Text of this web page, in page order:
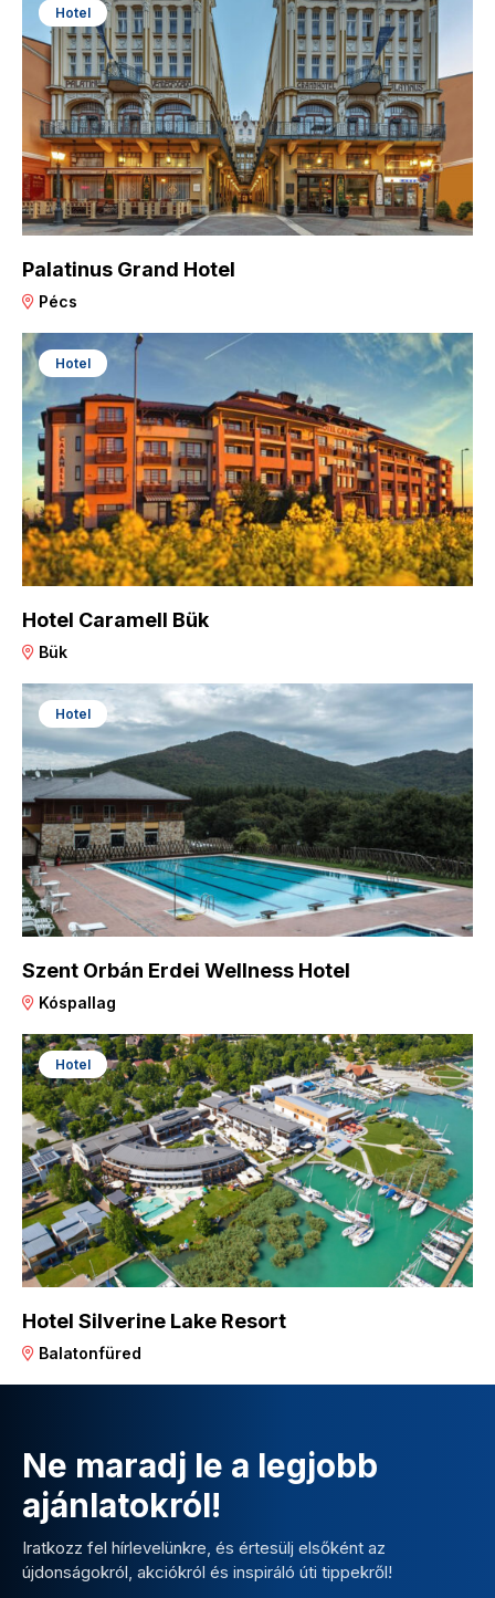
Hotel
Palatinus Grand Hotel
Pécs
Hotel
Hotel Caramell Bük
Bük
Hotel
Szent Orbán Erdei Wellness Hotel
Kóspallag
Hotel
Hotel Silverine Lake Resort
Balatonfüred
Ne maradj le a legjobb
ajánlatokról!
Iratkozz fel hírlevelünkre, és értesülj elsőként az
újdonságokról, akciókról és inspiráló úti tippekről!